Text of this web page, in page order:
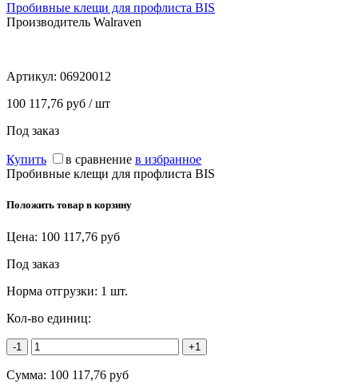
Пробивные клещи для профлиста BIS
Производитель Walraven
Артикул: 06920012
100 117,76 руб / шт
Под заказ
Купить в сравнение в избранное
Пробивные клещи для профлиста BIS
Положить товар в корзину
Цена: 100 117,76 руб
Под заказ
Норма отгрузки: 1 шт.
Кол-во единиц:
-1 +1
Сумма: 100 117,76 руб